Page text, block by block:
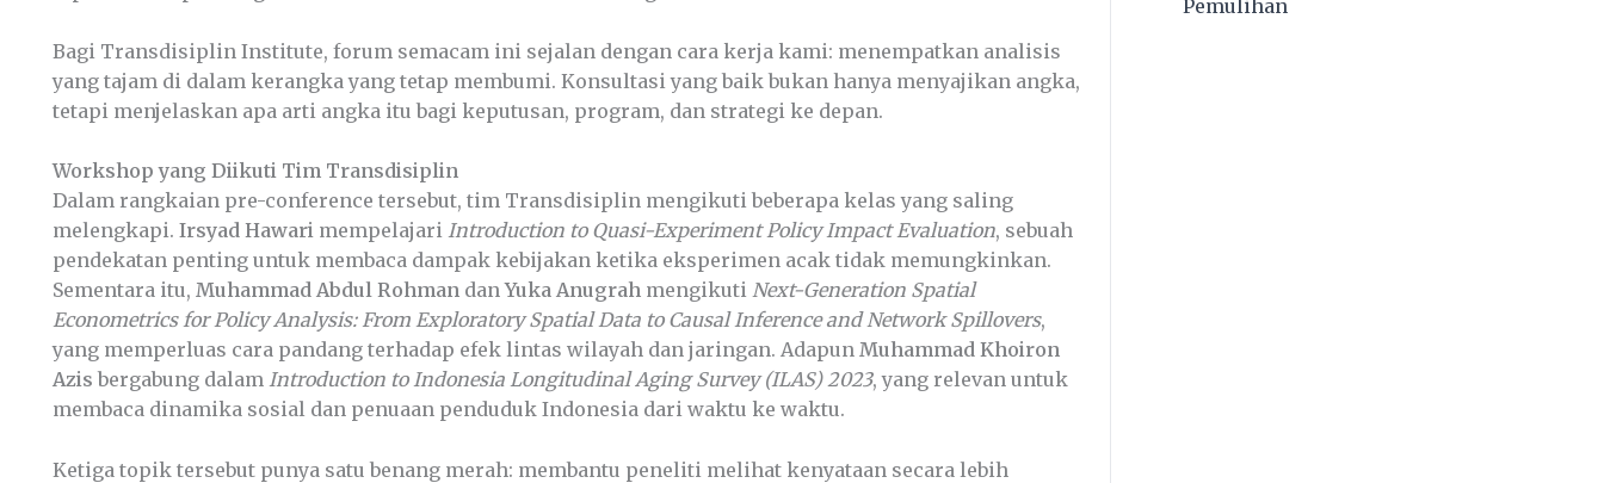
Bagi Transdisiplin Institute, forum semacam ini sejalan dengan cara kerja kami: menempatkan analisis
yang tajam di dalam kerangka yang tetap membumi. Konsultasi yang baik bukan hanya menyajikan angka,
tetapi menjelaskan apa arti angka itu bagi keputusan, program, dan strategi ke depan.
Workshop yang Diikuti Tim Transdisiplin
Dalam rangkaian pre-conference tersebut, tim Transdisiplin mengikuti beberapa kelas yang saling
melengkapi. Irsyad Hawari mempelajari Introduction to Quasi-Experiment Policy Impact Evaluation, sebuah
pendekatan penting untuk membaca dampak kebijakan ketika eksperimen acak tidak memungkinkan.
Sementara itu, Muhammad Abdul Rohman danYuka Anugrah mengikuti Next-Generation Spatial
Econometrics for Policy Analysis: From Exploratory Spatial Data to Causal Inference and Network Spillovers,
yang memperluas cara pandang terhadap efek lintas wilayah dan jaringan. Adapun Muhammad Khoiron
Azis bergabung dalam Introduction to Indonesia Longitudinal Aging Survey (ILAS) 2023, yang relevan untuk
membaca dinamika sosial dan penuaan penduduk Indonesia dari waktu ke waktu.
Ketiga topik tersebut punya satu benang merah: membantu peneliti melihat kenyataan secara lebih
Pemulihan